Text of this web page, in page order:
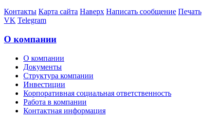
Контакты Карта сайта Наверх Написать сообщение Печать
VK Telegram
О компании
О компании
Документы
Структура компании
Инвестиции
Корпоративная социальная ответственность
Работа в компании
Контактная информация